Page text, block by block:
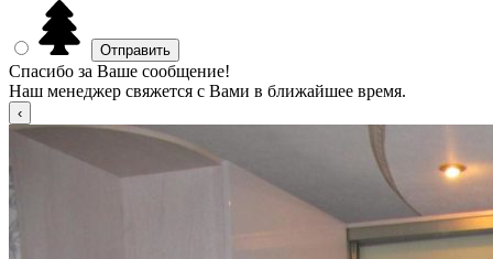
Спасибо за Ваше сообщение!
Наш менеджер свяжется с Вами в ближайшее время.